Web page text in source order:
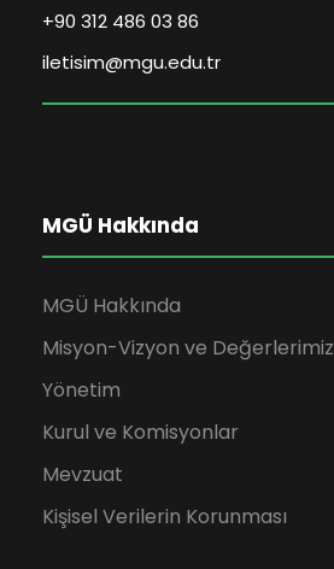
+90 312 486 03 86
iletisim@mgu.edu.tr
MGÜ Hakkında
MGÜ Hakkında
Misyon-Vizyon ve Değerlerimiz
Yönetim
Kurul ve Komisyonlar
Mevzuat
Kişisel Verilerin Korunması